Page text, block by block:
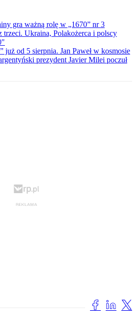
gra ważną rolę w „1670” nr 3
trzeci. Ukraina, Polakożerca i polscy
już od 5 sierpnia. Jan Paweł w kosmosie
prezydent Javier Milei poczuł